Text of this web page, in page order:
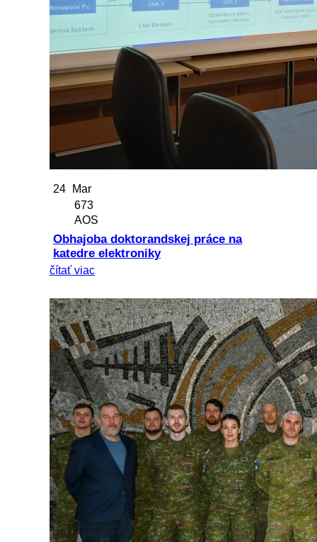
24
Mar
673
AOS
Obhajoba doktorandskej práce na
katedre elektroniky
čítať viac